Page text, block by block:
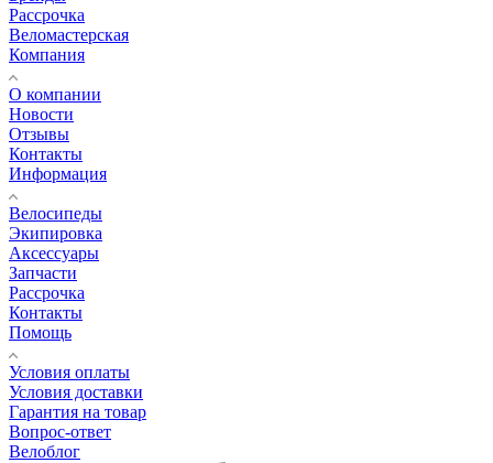
Рассрочка
Веломастерская
Компания
О компании
Новости
Отзывы
Контакты
Информация
Велосипеды
Экипировка
Аксессуары
Запчасти
Рассрочка
Контакты
Помощь
Условия оплаты
Условия доставки
Гарантия на товар
Вопрос-ответ
Велоблог